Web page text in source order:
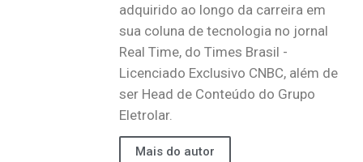
adquirido ao longo da carreira em
sua coluna de tecnologia no jornal
Real Time, do Times Brasil -
Licenciado Exclusivo CNBC, além de
ser Head de Conteúdo do Grupo
Eletrolar.
Mais do autor